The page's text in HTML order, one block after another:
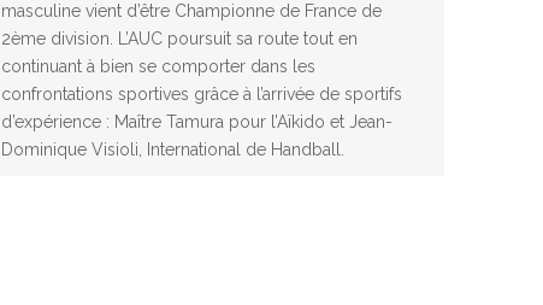
masculine vient d’être Championne de France de
2ème division. L’AUC poursuit sa route tout en
continuant à bien se comporter dans les
confrontations sportives grâce à l’arrivée de sportifs
d’expérience : Maître Tamura pour l’Aïkido et Jean-
Dominique Visioli, International de Handball.